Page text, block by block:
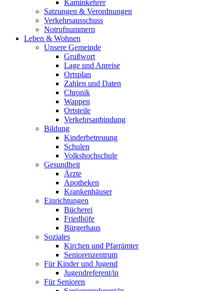
Kaminkehrer
Satzungen & Verordnungen
Verkehrsausschuss
Notrufnummern
Leben & Wohnen
Unsere Gemeinde
Grußwort
Lage und Anreise
Ortsplan
Zahlen und Daten
Chronik
Wappen
Ortsteile
Verkehrsanbindung
Bildung
Kinderbetreuung
Schulen
Volkshochschule
Gesundheit
Ärzte
Apotheken
Krankenhäuser
Einrichtungen
Bücherei
Friedhöfe
Bürgerhaus
Soziales
Kirchen und Pfarrämter
Seniorenzentrum
Für Kinder und Jugend
Jugendreferent/in
Für Senioren